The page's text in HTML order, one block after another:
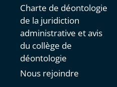
Charte de déontologie
de la juridiction
administrative et avis
du collège de
déontologie
Nous rejoindre